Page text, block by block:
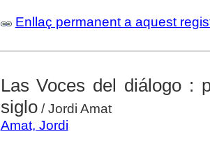
Enllaç permanent a aquest
Las Voces del diálogo :
siglo/ Jordi Amat
Amat, Jordi